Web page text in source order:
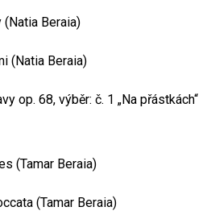
Beraia)
(Natia Beraia)
op. 68, výběr: č. 1 „Na přástkách“
(Tamar Beraia)
(Tamar Beraia)